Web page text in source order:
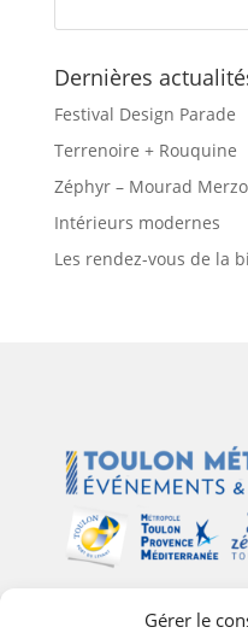
Gérer le
o
k
Dernières
Festival Design Parade
Terrenoire + Rouquine
Zéphyr – Mourad
Intérieurs modernes
Les rendez-vous de la